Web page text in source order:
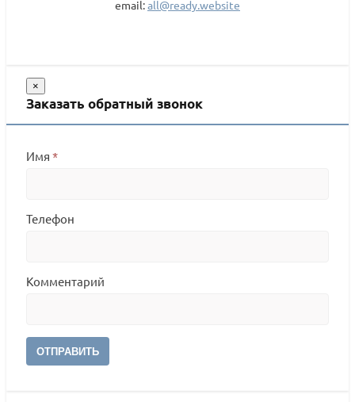
email:all@ready.website
×
Заказать обратный звонок
Имя *
Телефон
Комментарий
ОТПРАВИТЬ